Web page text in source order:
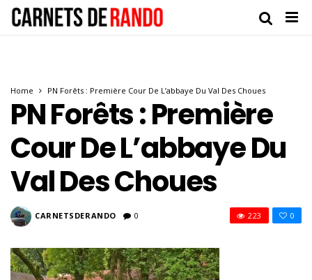
Home PN Forêts : Première Cour De L’abbaye Du Val Des Choues
PN Forêts : Première
Cour De L’abbaye Du
Val Des Choues
CARNETSDERANDO 0 0
223